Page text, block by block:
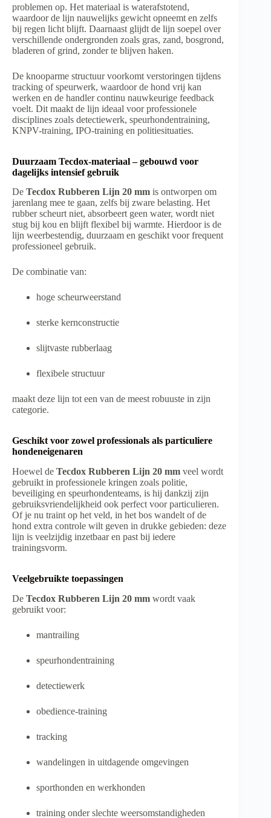
problemen op. Het materiaal is waterafstotend,
waardoor de lijn nauwelijks gewicht opneemt en zelfs
bij regen licht blijft. Daarnaast glijdt de lijn soepel over
verschillende ondergronden zoals gras, zand, bosgrond,
bladeren of grind, zonder te blijven haken.
De knooparme structuur voorkomt verstoringen tijdens
tracking of speurwerk, waardoor de hond vrij kan
werken en de handler continu nauwkeurige feedback
voelt. Dit maakt de lijn ideaal voor professionele
disciplines zoals detectiewerk, speurhondentraining,
KNPV-training, IPO-training en politiesituaties.
Duurzaam Tecdox-materiaal – gebouwd voor
dagelijks intensief gebruik
De Tecdox Rubberen Lijn 20 mm is ontworpen om
jarenlang mee te gaan, zelfs bij zware belasting. Het
rubber scheurt niet, absorbeert geen water, wordt niet
stug bij kou en blijft flexibel bij warmte. Hierdoor is de
lijn weerbestendig, duurzaam en geschikt voor frequent
professioneel gebruik.
De combinatie van:
hoge scheurweerstand
sterke kernconstructie
slijtvaste rubberlaag
flexibele structuur
maakt deze lijn tot een van de meest robuuste in zijn
categorie.
Geschikt voor zowel professionals als particuliere
hondeneigenaren
Hoewel de Tecdox Rubberen Lijn 20 mm veel wordt
gebruikt in professionele kringen zoals politie,
beveiliging en speurhondenteams, is hij dankzij zijn
gebruiksvriendelijkheid ook perfect voor particulieren.
Of je nu traint op het veld, in het bos wandelt of de
hond extra controle wilt geven in drukke gebieden: deze
lijn is veelzijdig inzetbaar en past bij iedere
trainingsvorm.
Veelgebruikte toepassingen
De Tecdox Rubberen Lijn 20 mm wordt vaak
gebruikt voor:
mantrailing
speurhondentraining
detectiewerk
obedience-training
tracking
wandelingen in uitdagende omgevingen
sporthonden en werkhonden
training onder slechte weersomstandigheden